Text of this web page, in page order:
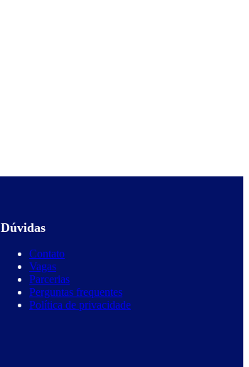
Dúvidas
Contato
Vagas
Parcerias
Perguntas frequentes
Política de privacidade